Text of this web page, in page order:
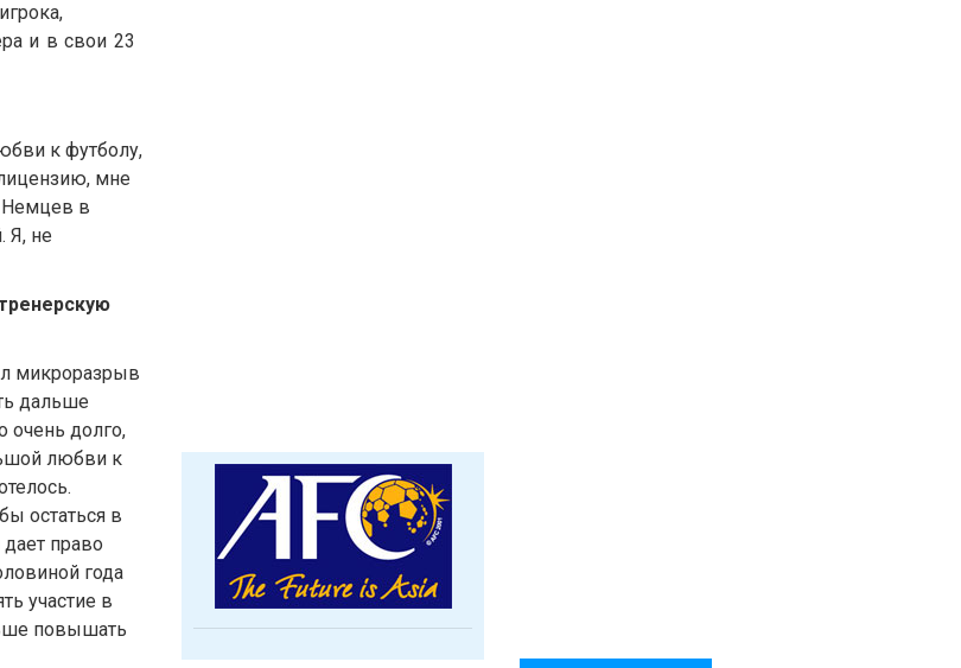
и в свои 23
к футболу,
мне
Немцев в
Я, не
микроразрыв
дальше
очень долго,
любви к
остаться в
право
года
участие в
повышать